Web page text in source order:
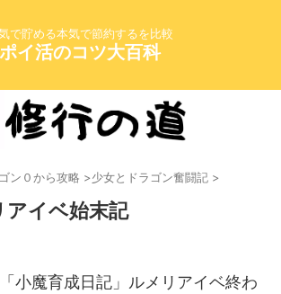
で貯める本気で節約するを比較
ポイ活のコツ大百科
ン０から攻略 >少女とドラゴン奮闘記 >
イベ始末記
小魔育成日記」ルメリアイベ終わ